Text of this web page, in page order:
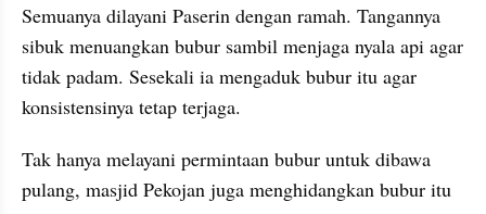
Semuanya dilayani Paserin dengan ramah. Tangannya
sibuk menuangkan bubur sambil menjaga nyala api agar
tidak padam. Sesekali ia mengaduk bubur itu agar
konsistensinya tetap terjaga.
Tak hanya melayani permintaan bubur untuk dibawa
pulang, masjid Pekojan juga menghidangkan bubur itu